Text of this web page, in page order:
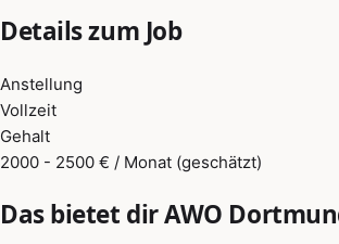
Details zum Job
Anstellung
Vollzeit
Gehalt
2000 - 2500 € / Monat (geschätzt)
Das bietet dir AWO